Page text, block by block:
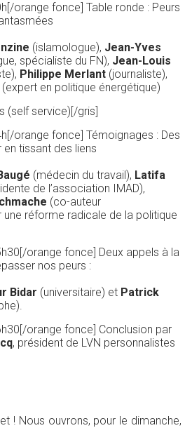
orange fonce] Table ronde : Peurs
(islamologue), Jean-Yves
spécialiste du FN), Jean-Louis
Philippe Merlant (journaliste),
(expert en politique énergétique)
(self service)[/gris]
orange fonce] Témoignages : Des
en tissant des liens
(médecin du travail), Latifa
de l’association IMAD),
(co-auteur
une réforme radicale de la politique
orange fonce] Deux appels à la
nos peurs :
Bidar (universitaire) et Patrick
orange fonce] Conclusion par
, président de LVN personnalistes
! Nous ouvrons, pour le dimanche,